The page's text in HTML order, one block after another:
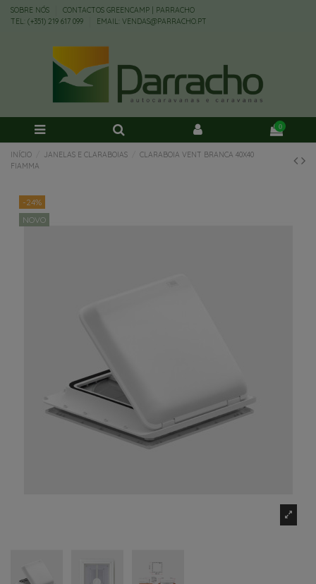
SOBRE NÓS
CONTACTOS GREENCAMP | PARRACHO
TEL: (+351) 219 617 099
EMAIL: VENDAS@PARRACHO.PT
0
INÍCIO JANELAS E CLARABOIAS
CLARABOIA VENT BRANCA 40X40
FIAMMA
-24%
NOVO